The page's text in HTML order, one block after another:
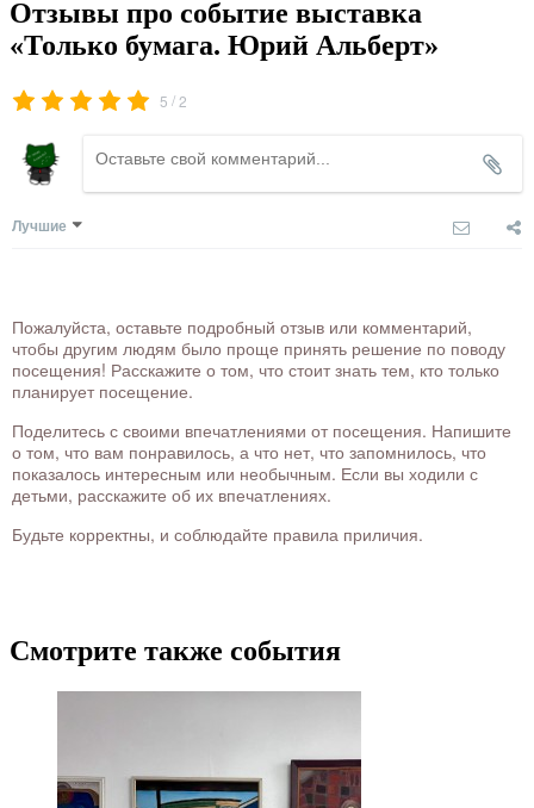
Отзывы про событие выставка
«Только бумага. Юрий Альберт»
5 /2
Лучшие
Пожалуйста, оставьте подробный отзыв или комментарий,
чтобы другим людям было проще принять решение по поводу
посещения! Расскажите о том, что стоит знать тем, кто только
планирует посещение.
Поделитесь с своими впечатлениями от посещения. Напишите
о том, что вам понравилось, а что нет, что запомнилось, что
показалось интересным или необычным. Если вы ходили с
детьми, расскажите об их впечатлениях.
Будьте корректны, и соблюдайте правила приличия.
Смотрите также события